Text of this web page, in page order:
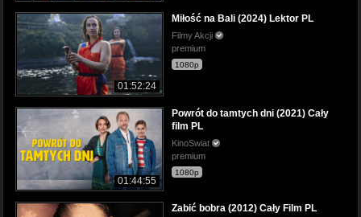
01:52:24
Miłość na Bali (2024) Lektor PL
Filmy Akcji
premium
1080p
01:44:55
Powrót do tamtych dni (2021) Cały
film PL
KinoSwiat
premium
1080p
Zabić bobra (2012) Cały Film PL